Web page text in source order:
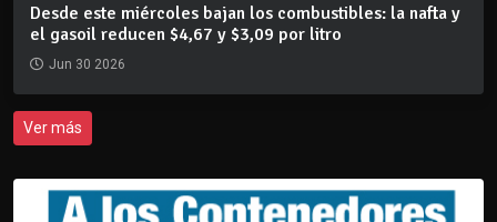
Desde este miércoles bajan los combustibles: la nafta y
el gasoil reducen $4,67 y $3,09 por litro
Jun 30 2026
Ver más